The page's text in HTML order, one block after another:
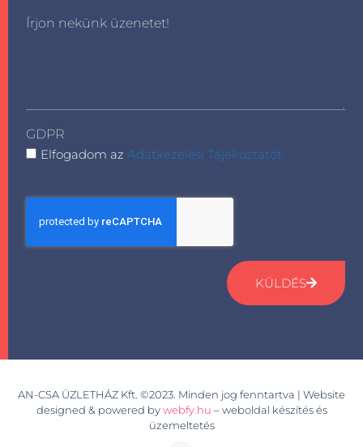
Írjon nekünk üzenetet!
GDPR
Elfogadom azAdatkezelési Tájékoztatót.
KÜLDÉS
AN-CSA ÜZLETHÁZ Kft. ©2023. Minden jog fenntartva | Website
designed & powered by webfy.hu – weboldal készítés és
üzemeltetés